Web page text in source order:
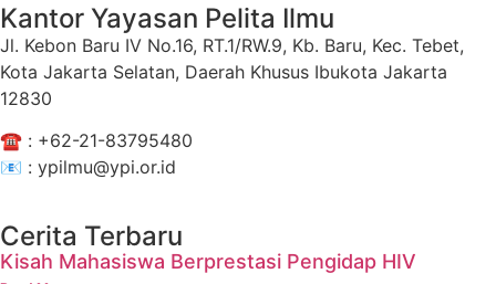
Kantor Yayasan Pelita Ilmu
Jl. Kebon Baru IV No.16, RT.1/RW.9, Kb. Baru, Kec. Tebet,
Kota Jakarta Selatan, Daerah Khusus Ibukota Jakarta
12830
☎️ : +62-21-83795480
📧 : ypilmu@ypi.or.id
Cerita Terbaru
Kisah Mahasiswa Berprestasi Pengidap HIV